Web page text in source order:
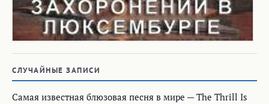
СЛУЧАЙНЫЕ ЗАПИСИ
Самая известная блюзовая песня в мире — The Thrill Is